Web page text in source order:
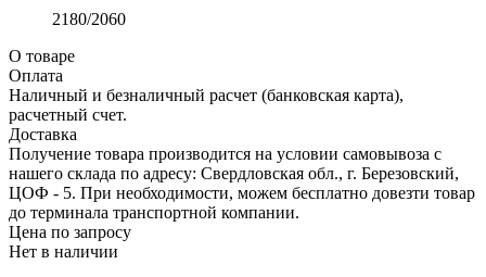
2180/2060
О товаре
Оплата
Наличный и безналичный расчет (банковская карта),
расчетный счет.
Доставка
Получение товара производится на условии самовывоза с
нашего склада по адресу: Свердловская обл., г. Березовский,
ЦОФ - 5. При необходимости, можем бесплатно довезти товар
до терминала транспортной компании.
Цена по запросу
Нет в наличии